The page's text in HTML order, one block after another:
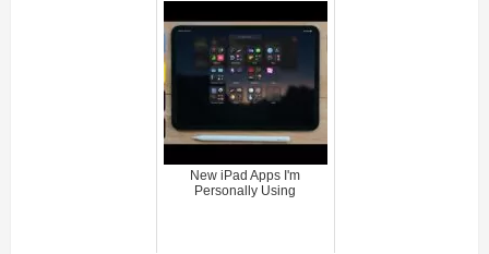
New iPad Apps I'm
Personally Using